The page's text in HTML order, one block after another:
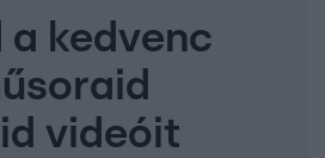
a kedvenc
videóit